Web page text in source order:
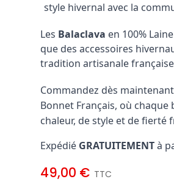
style hivernal avec la
Les Balaclava en 100%
que des accessoires
tradition artisanale
Commandez dès
Bonnet Français, où
chaleur, de style et de fierté
Expédié GRATUITEMENTà
49,00 € TTC